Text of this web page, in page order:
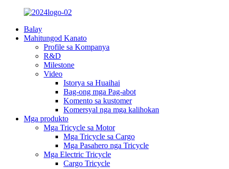
Balay
Mahitungod Kanato
Profile sa Kompanya
R&D
Milestone
Video
Istorya sa Huaihai
Bag-ong mga Pag-abot
Komento sa kustomer
Komersyal nga mga kalihokan
Mga produkto
Mga Tricycle sa Motor
Mga Tricycle sa Cargo
Mga Pasahero nga Tricycle
Mga Electric Tricycle
Cargo Tricycle